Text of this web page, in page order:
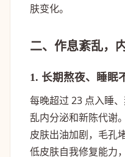
肤变化。
二、作息紊乱，
1. 长期熬夜、睡眠
每晚超过 23 点入睡
乱内分泌和新陈代谢
皮肤出油加剧，毛孔
低皮肤自我修复能力